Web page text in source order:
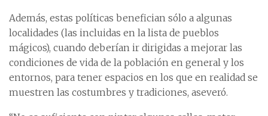
Además, estas políticas benefician sólo a algunas
localidades (las incluidas en la lista de pueblos
mágicos), cuando deberían ir dirigidas a mejorar las
condiciones de vida de la población en general y los
entornos, para tener espacios en los que en realidad se
muestren las costumbres y tradiciones, aseveró.